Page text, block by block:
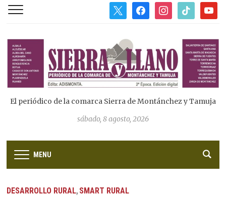
facebookinstagram
tiktok
El periódico de la comarca Sierra de Montánchez y Tamuja
sábado, 8 agosto, 2026
MENU
DESARROLLO RURAL, SMART RURAL